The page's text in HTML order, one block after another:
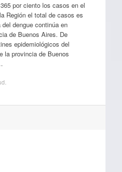
por ciento los casos en el
Región el total de casos es
dengue continúa en
de Buenos Aires. De
epidemiológicos del
la provincia de Buenos